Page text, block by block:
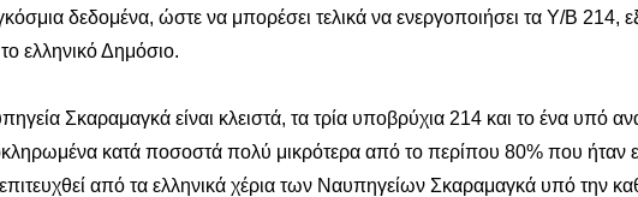
δεδομένα, ώστε να μπορέσει τελικά να ενεργοποιήσει τα Υ/Β 214,
ελληνικό Δημόσιο.
Σκαραμαγκά είναι κλειστά, τα τρία υποβρύχια 214 και το ένα υπό
κατά ποσοστά πολύ μικρότερα από το περίπου 80% που ήταν
από τα ελληνικά χέρια των Ναυπηγείων Σκαραμαγκά υπό την